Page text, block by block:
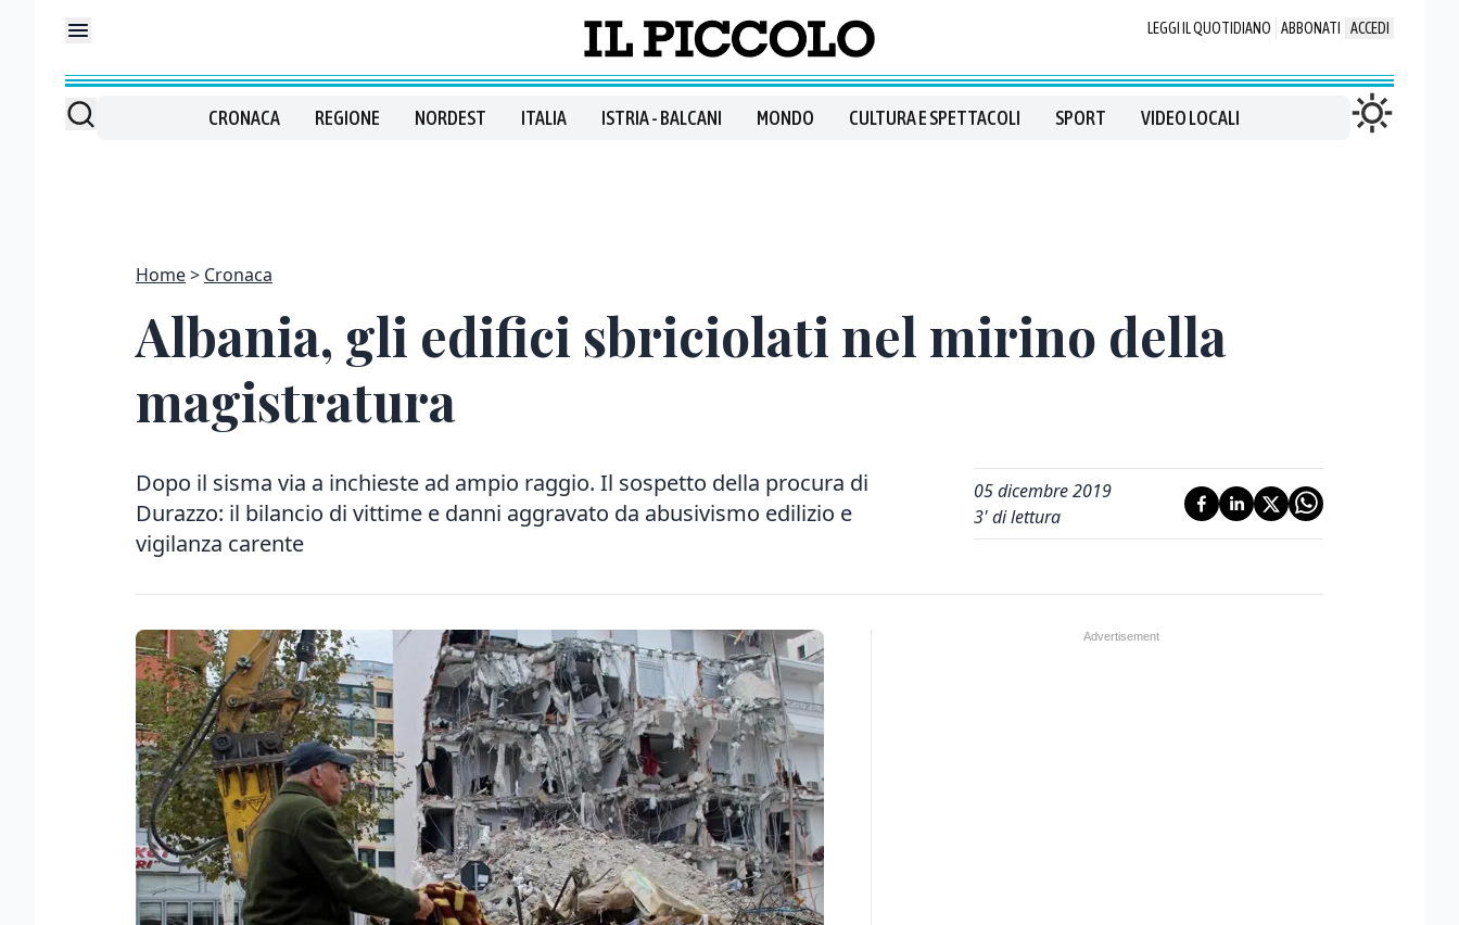
LEGGI IL QUOTIDIANO ABBONATI ACCEDI
CRONACA REGIONE NORDEST ITALIA ISTRIA - BALCANI MONDO CULTURA E SPETTACOLI SPORT VIDEO LOCALI
Home Cronaca
Albania, gli edifici sbriciolati nel mirino della
magistratura
Dopo il sisma via a inchieste ad ampio raggio. Il sospetto della procura di
Durazzo: il bilancio di vittime e danni aggravato da abusivismo edilizio e
vigilanza carente
05 dicembre 2019
3' di lettura